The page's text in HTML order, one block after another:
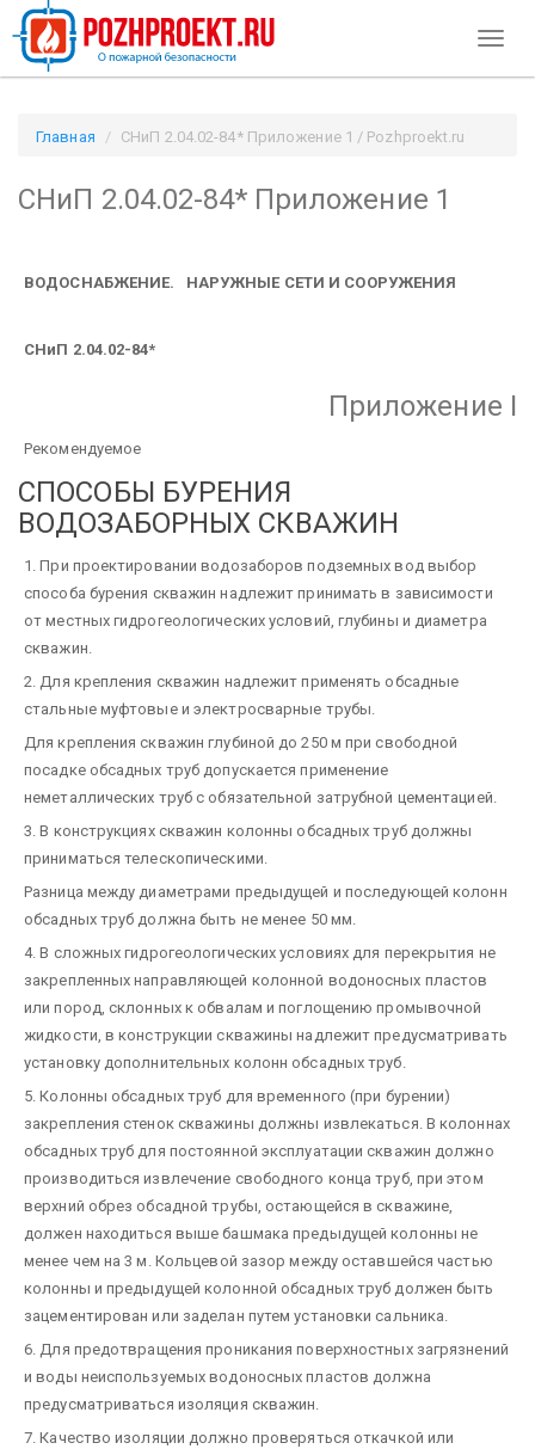
Главная СНиП 2.04.02-84* Приложение 1 / Pozhproekt.ru
СНиП 2.04.02-84* Приложение 1
ВОДОСНАБЖЕНИЕ. НАРУЖНЫЕ СЕТИ И СООРУЖЕНИЯ
СНиП 2.04.02-84*
Приложение I
Рекомендуемое
СПОСОБЫ БУРЕНИЯ
ВОДОЗАБОРНЫХ СКВАЖИН
1. При проектировании водозаборов подземных вод выбор
способа бурения скважин надлежит принимать в зависимости
от местных гидрогеологических условий, глубины и диаметра
скважин.
2. Для крепления скважин надлежит применять обсадные
стальные муфтовые и электросварные трубы.
Для крепления скважин глубиной до 250 м при свободной
посадке обсадных труб допускается применение
неметаллических труб с обязательной затрубной цементацией.
3. В конструкциях скважин колонны обсадных труб должны
приниматься телескопическими.
Разница между диаметрами предыдущей и последующей колонн
обсадных труб должна быть не менее 50 мм.
4. В сложных гидрогеологических условиях для перекрытия не
закрепленных направляющей колонной водоносных пластов
или пород, склонных к обвалам и поглощению промывочной
жидкости, в конструкции скважины надлежит предусматривать
установку дополнительных колонн обсадных труб.
5. Колонны обсадных труб для временного (при бурении)
закрепления стенок скважины должны извлекаться. В колоннах
обсадных труб для постоянной эксплуатации скважин должно
производиться извлечение свободного конца труб, при этом
верхний обрез обсадной трубы, остающейся в скважине,
должен находиться выше башмака предыдущей колонны не
менее чем на 3 м. Кольцевой зазор между оставшейся частью
колонны и предыдущей колонной обсадных труб должен быть
зацементирован или заделан путем установки сальника.
6. Для предотвращения проникания поверхностных загрязнений
и воды неиспользуемых водоносных пластов должна
предусматриваться изоляция скважин.
7. Качество изоляции должно проверяться откачкой или